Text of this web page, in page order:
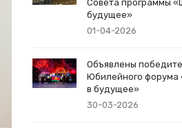
Совета программы
будущее»
01-04-2026
Объявлены
Юбилейного форума
в будущее»
30-03-2026